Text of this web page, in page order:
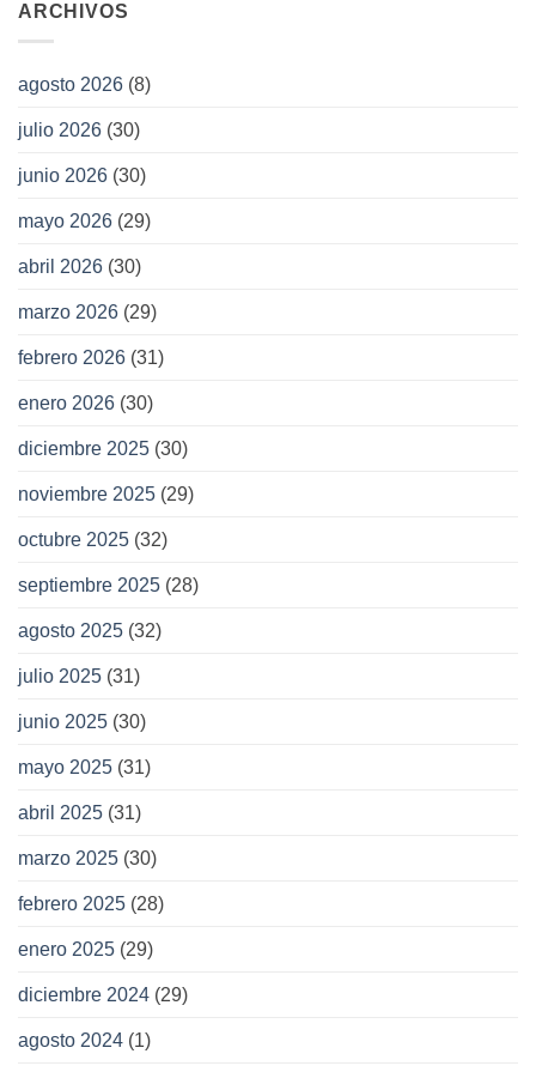
ARCHIVOS
agosto 2026 (8)
julio 2026 (30)
junio 2026 (30)
mayo 2026 (29)
abril 2026 (30)
marzo 2026 (29)
febrero 2026 (31)
enero 2026 (30)
diciembre 2025 (30)
noviembre 2025 (29)
octubre 2025 (32)
septiembre 2025 (28)
agosto 2025 (32)
julio 2025 (31)
junio 2025 (30)
mayo 2025 (31)
abril 2025 (31)
marzo 2025 (30)
febrero 2025 (28)
enero 2025 (29)
diciembre 2024 (29)
agosto 2024 (1)